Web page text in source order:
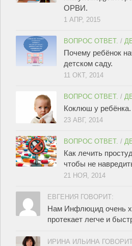
ОРВИ.
1 АПР, 2015
ВОПРОС ОТВЕТ. /
Почему ребёнок
детском саду.
11 ОКТ, 2014
ВОПРОС ОТВЕТ. /
Коклюш у ребёнка.
23 АВГ, 2014
ВОПРОС ОТВЕТ. /
Как лечить
чтобы не
21 НОЯ, 2014
ЕВГЕНИЯ ГОВОРИТ:
Нам Инфлюцид очень
протекает легче и
ИРИНА ИЛЬИНА